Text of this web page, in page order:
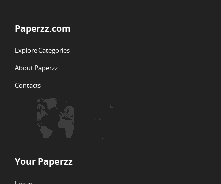
Paperzz.com
Explore Categories
About Paperzz
Contacts
Your Paperzz